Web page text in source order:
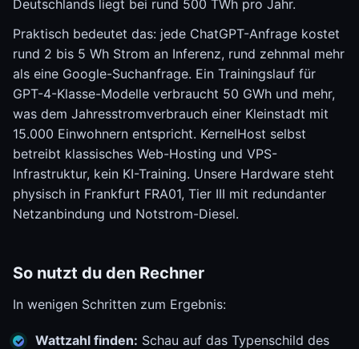
Deutschlands liegt bei rund 500 TWh pro Jahr.
Praktisch bedeutet das: jede ChatGPT-Anfrage kostet
rund 2 bis 5 Wh Strom an Inferenz, rund zehnmal mehr
als eine Google-Suchanfrage. Ein Trainingslauf für
GPT-4-Klasse-Modelle verbraucht 50 GWh und mehr,
was dem Jahresstromverbrauch einer Kleinstadt mit
15.000 Einwohnern entspricht. KernelHost selbst
betreibt klassisches Web-Hosting und VPS-
Infrastruktur, kein KI-Training. Unsere Hardware steht
physisch in Frankfurt FRA01, Tier III mit redundanter
Netzanbindung und Notstrom-Diesel.
So nutzt du den Rechner
In wenigen Schritten zum Ergebnis:
Wattzahl finden: Schau auf das Typenschild des